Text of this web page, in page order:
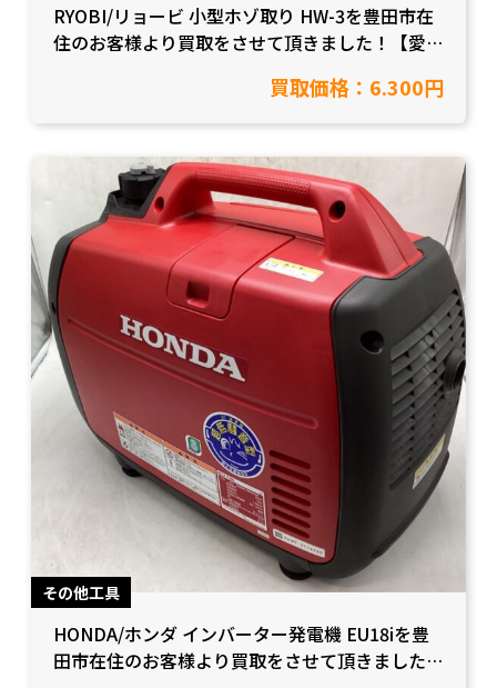
RYOBI/リョービ 小型ホゾ取り HW-3を豊田市在
住のお客様より買取をさせて頂きました！【愛知
買取価格：6.300円
その他工具
HONDA/ホンダ インバーター発電機 EU18iを豊
田市在住のお客様より買取をさせて頂きました！